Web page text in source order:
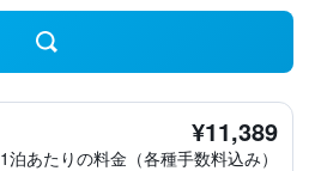
¥11,389
1泊あたりの料金（各種手数料込み）